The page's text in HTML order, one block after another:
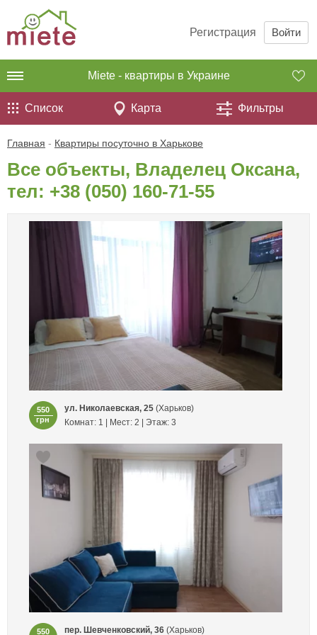
Регистрация Войти
Miete - квартиры в Украине
Список Карта Фильтры
Главная - Квартиры посуточно в Харькове
Все объекты, Владелец Оксана,
тел: +38 (050) 160-71-55
550
грн
ул. Николаевская, 25(Харьков)
Комнат: 1 | Мест: 2 | Этаж: 3
550 пер. Шевченковский, 36(Харьков)